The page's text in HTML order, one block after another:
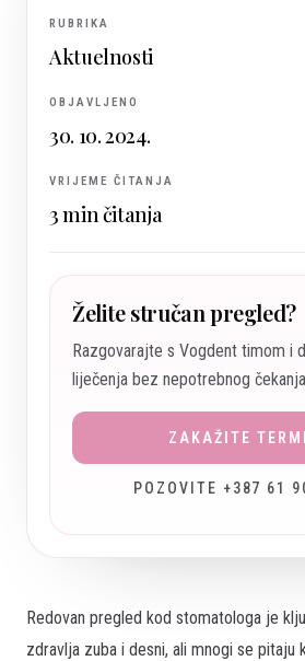
RUBRIKA
Aktuelnosti
OBJAVLJENO
30. 10. 2024.
VRIJEME ČITANJA
3min čitanja
Želite stručan pregled?
Razgovarajte s Vogdent timom i
liječenja bez nepotrebnog
ZAKAŽITE
POZOVITE +387 61
Redovan pregled kod stomatologa je
zdravlja zuba i desni, ali mnogi se pitaju